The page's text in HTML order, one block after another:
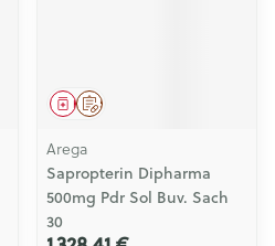
Sur prescription
Médicament
Arega
Sapropterin Dipharma
500mg Pdr Sol Buv. Sach
30